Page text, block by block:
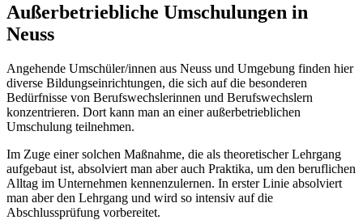
Außerbetriebliche Umschulungen in
Neuss
Angehende Umschüler/innen aus Neuss und Umgebung finden hier
diverse Bildungseinrichtungen, die sich auf die besonderen
Bedürfnisse von Berufswechslerinnen und Berufswechslern
konzentrieren. Dort kann man an einer außerbetrieblichen
Umschulung teilnehmen.
Im Zuge einer solchen Maßnahme, die als theoretischer Lehrgang
aufgebaut ist, absolviert man aber auch Praktika, um den beruflichen
Alltag im Unternehmen kennenzulernen. In erster Linie absolviert
man aber den Lehrgang und wird so intensiv auf die
Abschlussprüfung vorbereitet.